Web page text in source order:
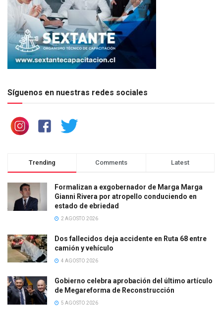
Síguenos en nuestras redes sociales
Trending Comments Latest
Formalizan a exgobernador de Marga Marga
Gianni Rivera por atropello conduciendo en
estado de ebriedad
2 AGOSTO 2026
Dos fallecidos deja accidente en Ruta 68 entre
camión y vehículo
4 AGOSTO 2026
Gobierno celebra aprobación del último artículo
de Megareforma de Reconstrucción
5 AGOSTO 2026